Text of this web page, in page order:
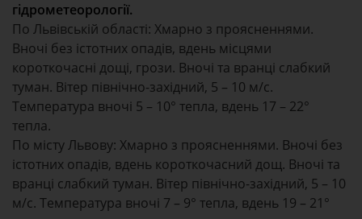
гідрометеорології.
По Львівській області: Хмарно з проясненнями.
Вночі без істотних опадів, вдень місцями
короткочасні дощі, грози. Вночі та вранці слабкий
туман. Вітер північно-західний, 5 – 10 м/с.
Температура вночі 5 – 10° тепла, вдень 17 – 22°
тепла.
По місту Львову: Хмарно з проясненнями. Вночі без
істотних опадів, вдень короткочасний дощ. Вночі та
вранці слабкий туман. Вітер північно-західний, 5 – 10
м/с. Температура вночі 7 – 9° тепла, вдень 19 – 21°